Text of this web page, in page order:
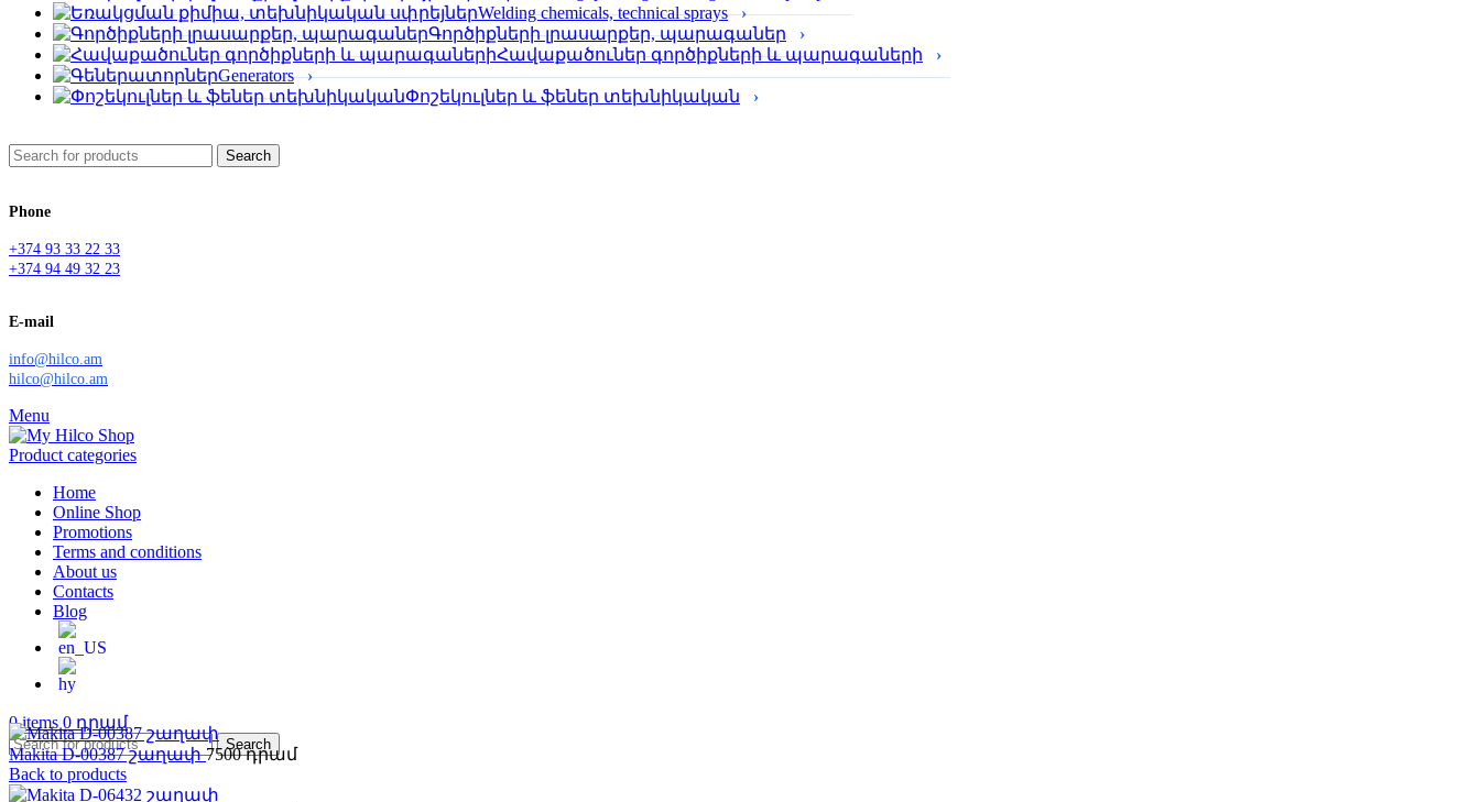
Welding chemicals, technical sprays
Գործիքների լրասարքեր, պարագաներ
Հավաքածուներ գործիքների և պարագաների
Generators
Փոշեկուլներ և ֆեներ տեխնիկական
Search
Phone
+374 93 33 22 33
+374 94 49 32 23
E-mail
info@hilco.am
hilco@hilco.am
Menu
Product categories
Home
Online Shop
Promotions
Terms and conditions
About us
Contacts
Blog
0items 0
Search
Makita D-00387 շաղափ7500
Back to products